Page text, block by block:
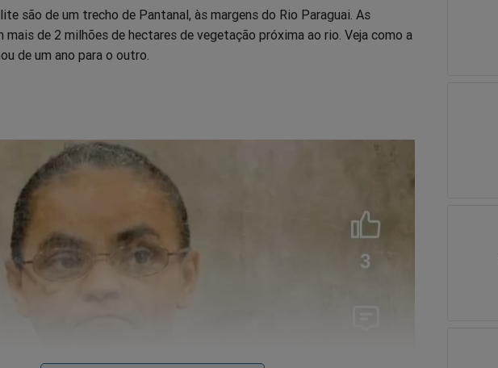
são de um trecho de Pantanal, às margens do Rio Paraguai. As
mais de 2 milhões de hectares de vegetação próxima ao rio. Veja como a
de um ano para o outro.